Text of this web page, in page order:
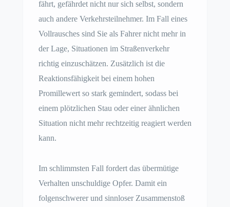
fährt, gefährdet nicht nur sich selbst, sondern
auch andere Verkehrsteilnehmer. Im Fall eines
Vollrausches sind Sie als Fahrer nicht mehr in
der Lage, Situationen im Straßenverkehr
richtig einzuschätzen. Zusätzlich ist die
Reaktionsfähigkeit bei einem hohen
Promillewert so stark gemindert, sodass bei
einem plötzlichen Stau oder einer ähnlichen
Situation nicht mehr rechtzeitig reagiert werden
kann.
Im schlimmsten Fall fordert das übermütige
Verhalten unschuldige Opfer. Damit ein
folgenschwerer und sinnloser Zusammenstoß